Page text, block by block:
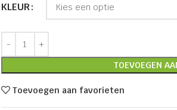
KLEUR
TOEVOEGEN
Toevoegen aan favorieten